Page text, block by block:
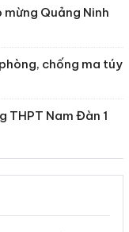
Quảng Ninh
chống ma túy
THPT Nam Đàn 1